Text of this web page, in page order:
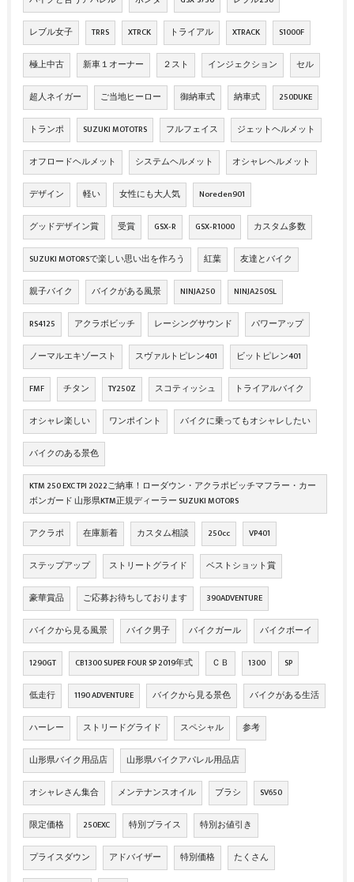
レブル女子 TRRS XTRCK トライアル XTRACK S1000F
極上中古 新車１オーナー ２スト インジェクション セル
超人ネイガー ご当地ヒーロー 御納車式 納車式 250DUKE
トランポ SUZUKI MOTOTRS フルフェイス ジェットヘルメット
オフロードヘルメット システムヘルメット オシャレヘルメット
デザイン 軽い 女性にも大人気 Noreden901
グッドデザイン賞 受賞 GSX‐R GSX‐R1000 カスタム多数
SUZUKI MOTORSで楽しい思い出を作ろう 紅葉 友達とバイク
親子バイク バイクがある風景 NINJA250 NINJA250SL
RS4125 アクラボビッチ レーシングサウンド パワーアップ
ノーマルエキゾースト スヴァルトピレン401 ビットピレン401
FMF チタン TY250Z スコティッシュ トライアルバイク
オシャレ楽しい ワンポイント バイクに乗ってもオシャレしたい
バイクのある景色
KTM 250 EXC TPI 2022ご納車！ローダウン・アクラポビッチマフラー・カー
ボンガード 山形県KTM正規ディーラー SUZUKI MOTORS
アクラポ 在庫新着 カスタム相談 250cc VP401
ステップアップ ストリートグライド ベストショット賞
豪華賞品 ご応募お待ちしております 390ADVENTURE
バイクから見る風景 バイク男子 バイクガール バイクボーイ
1290GT CB1300 SUPER FOUR SP 2019年式 ＣＢ 1300 SP
低走行 1190 ADVENTURE バイクから見る景色 バイクがある生活
ハーレー ストリードグライド スペシャル 参考
山形県バイク用品店 山形県バイクアパレル用品店
オシャレさん集合 メンテナンスオイル ブラシ SV650
限定価格 250EXC 特別プライス 特別お値引き
プライスダウン アドバイザー 特別価格 たくさん